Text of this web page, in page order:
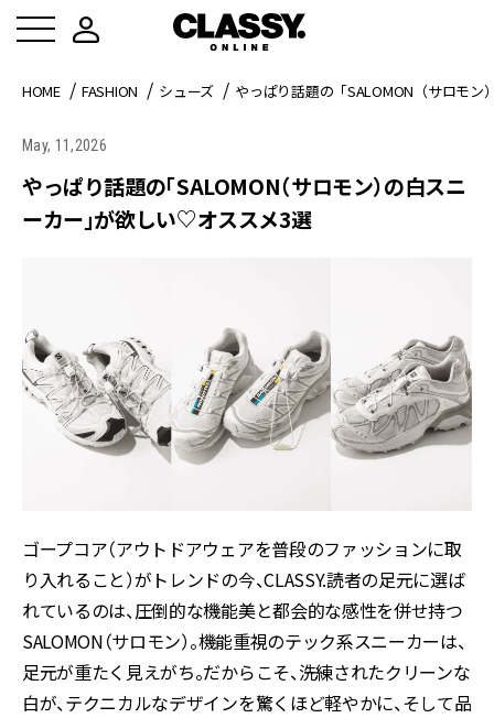
HOME FASHION シューズ やっぱり話題の「SALOMON（サロモ
May, 11,2026
やっぱり話題の「SALOMON（サロモン）の白スニ
ーカー」が欲しい♡オススメ3選
ゴープコア（アウトドアウェアを普段のファッションに取
り入れること）がトレンドの今、CLASSY.読者の足元に選ば
れているのは、圧倒的な機能美と都会的な感性を併せ持つ
SALOMON（サロモン）。機能重視のテック系スニーカーは、
足元が重たく見えがち。だからこそ、洗練されたクリーンな
白が、テクニカルなデザインを驚くほど軽やかに、そして品